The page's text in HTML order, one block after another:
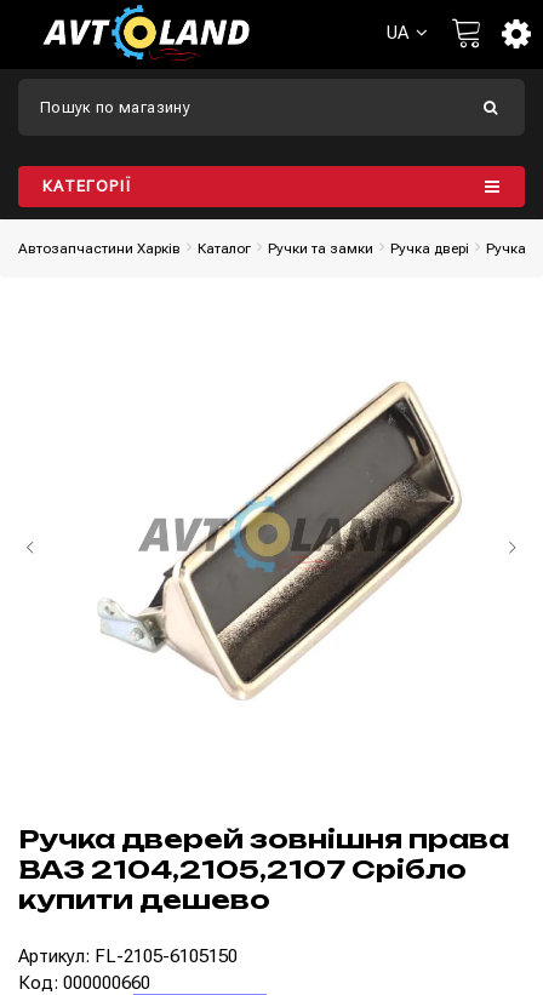
UA
КАТЕГОРІЇ
Автозапчастини Харків Каталог Ручки та замки Ручка двері Ручка
Ручка дверей зовнішня права
ВАЗ 2104,2105,2107 Срібло
купити дешево
Артикул: FL-2105-6105150
Код: 000000660